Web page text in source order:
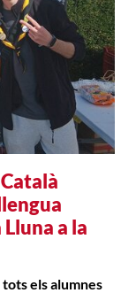
a la
els alumnes